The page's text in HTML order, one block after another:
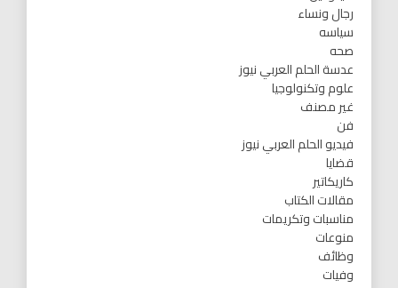
رجال ونساء
سياسه
صحه
عدسة الحلم العربي نيوز
علوم وتكنولوجيا
غير مصنف
فن
فيديو الحلم العربي نيوز
قضايا
كاريكاتير
مقالات الكتاب
مناسبات وتكريمات
منوعات
وظائف
وفيات